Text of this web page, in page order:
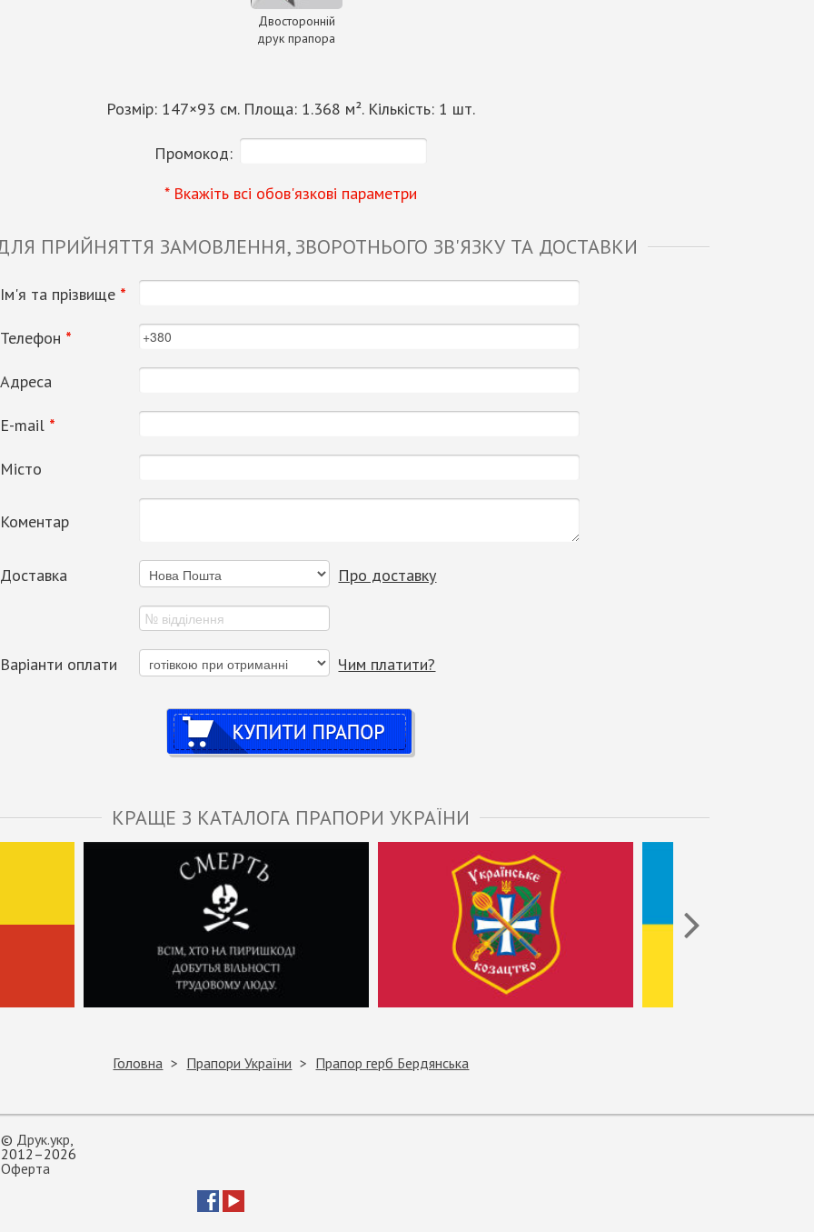
Двосторонній
друк прапора
Розмір: 147×93 см. Площа: 1.368 м². Кількість: 1 шт.
Промокод:
* Вкажіть всі обов'язкові параметри
ПРИЙНЯТТЯ ЗАМОВЛЕННЯ, ЗВОРОТНЬОГО ЗВ'ЯЗКУ ТА ДОСТАВКИ
Ім'я та прізвище *
Телефон *
Адреса
Е-mail *
Місто
Коментар
Доставка Про доставку
Варіанти оплати Чим платити?
Купити
КРАЩЕ З КАТАЛОГА ПРАПОРИ УКРАЇНИ
Головна Прапори України Прапор герб Бердянська
© Друк.укр
2012–2026
Оферта